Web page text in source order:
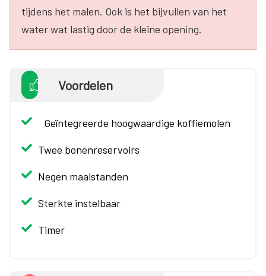
tijdens het malen. Ook is het bijvullen van het
water wat lastig door de kleine opening.
Voordelen
Geïntegreerde hoogwaardige koffiemolen
Twee bonenreservoirs
Negen maalstanden
Sterkte instelbaar
Timer